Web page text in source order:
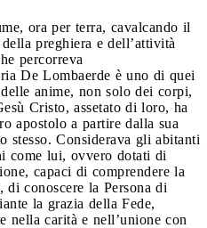
ora per terra, cavalcando il
preghiera e dell’attività
percorreva
De Lombaerde è uno di quei
anime, non solo dei corpi,
Cristo, assetato di loro, ha
apostolo a partire dalla sua
Considerava gli abitanti
come lui, ovvero dotati di
capaci di comprendere la
conoscere la Persona di
la grazia della Fede,
nella carità e nell’unione con